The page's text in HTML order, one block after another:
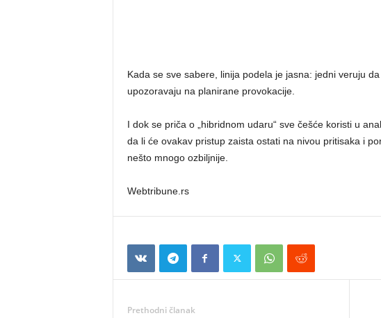
Kada se sve sabere, linija podela je jasna: jedni veruju
upozoravaju na planirane provokacije.
I dok se priča o „hibridnom udaru“ sve češće koristi u
da li će ovakav pristup zaista ostati na nivou pritisaka i
nešto mnogo ozbiljnije.
Webtribune.rs
Prethodni članak